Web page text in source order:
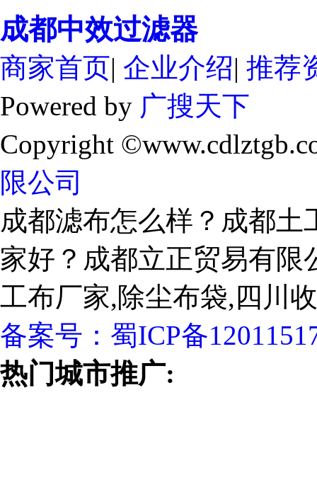
成都中效过滤器
商家首页| 企业介绍| 推荐
Powered by 广搜天下
Copyright
限公司
成都滤布怎么样？成都
家好？成都立正贸易有
工布厂家,除尘布袋,四川
备案号： 蜀ICP备
热门城市推广: